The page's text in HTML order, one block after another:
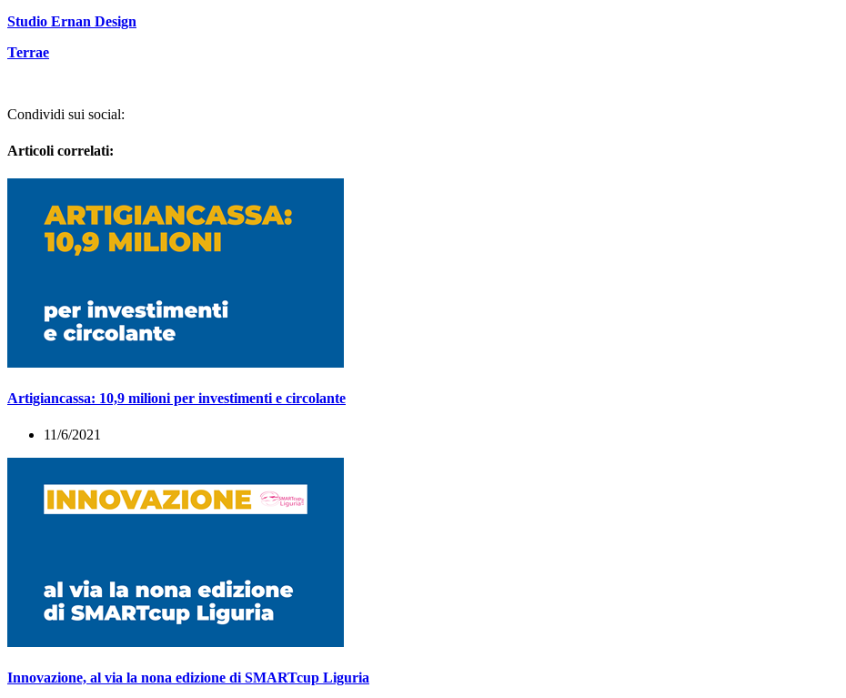
Studio Ernan Design
Terrae
Condividi sui social:
Articoli correlati:
Artigiancassa: 10,9 milioni per investimenti e circolante
11/6/2021
Innovazione, al via la nona edizione di SMARTcup Liguria